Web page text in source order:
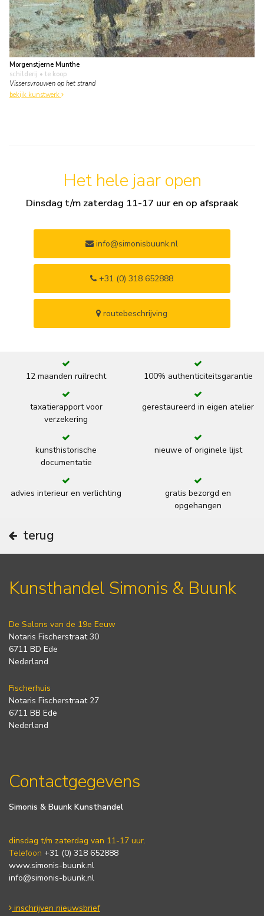
Morgenstjerne Munthe
schilderij • te koop
Vissersvrouwen op het strand
bekijk kunstwerk
Het hele jaar open
Dinsdag t/m zaterdag 11-17 uur en op afspraak
info@simonisbuunk.nl
+31 (0) 318 652888
routebeschrijving
12 maanden ruilrecht 100% authenticiteitsgarantie
taxatierapport voor
verzekering
gerestaureerd in eigen atelier
kunsthistorische
documentatie
nieuwe of originele lijst
advies interieur en verlichting
gratis bezorgd en
opgehangen
terug
Kunsthandel Simonis & Buunk
De Salons van de 19e Eeuw
Notaris Fischerstraat 30
6711 BD Ede
Nederland
Fischerhuis
Notaris Fischerstraat 27
6711 BB Ede
Nederland
Contactgegevens
Simonis & Buunk Kunsthandel
dinsdag t/m zaterdag van 11-17 uur.
Telefoon +31 (0) 318 652888
www.simonis-buunk.nl
info@simonis-buunk.nl
inschrijven nieuwsbrief